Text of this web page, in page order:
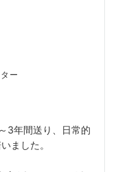
ー
3年間送り、日常的
ました。